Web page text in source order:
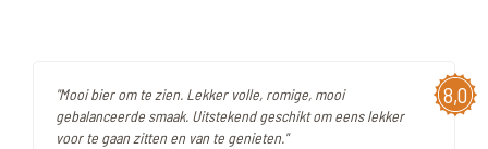
8,0
"Mooi bier om te zien. Lekker volle, romige, mooi
gebalanceerde smaak. Uitstekend geschikt om eens lekker
voor te gaan zitten en van te genieten."